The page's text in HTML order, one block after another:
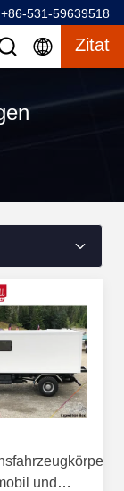
+86-531-59639518
Zitat
und